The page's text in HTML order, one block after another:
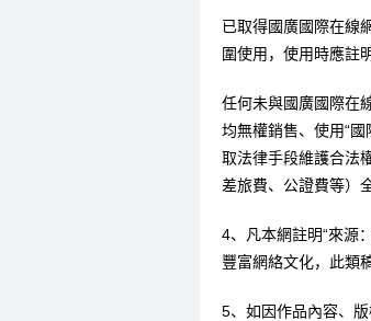
已取得國廣國際在線
圍使用，使用時應註
任何未與國廣國際在
均無權銷售、使用“
取法律手段維護合法
差旅費、公證費等）
4、凡本網註明“來源
豐富網絡文化，此類
5、如因作品內容、